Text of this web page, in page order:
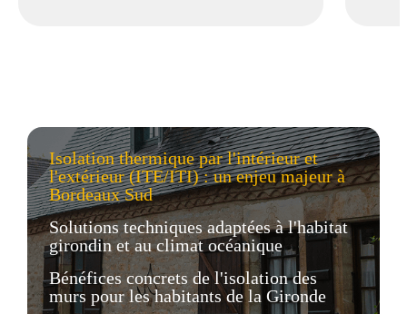
Isolation thermique par l'intérieur et
l'extérieur (ITE/ITI) : un enjeu majeur à
Bordeaux Sud
Solutions techniques adaptées à l'habitat
girondin et au climat océanique
Bénéfices concrets de l'isolation des
murs pour les habitants de la Gironde